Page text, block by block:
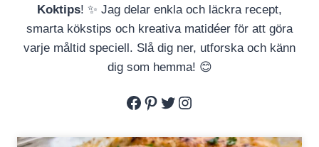
Koktips! ✨ Jag delar enkla och läckra recept,
smarta kökstips och kreativa matidéer för att göra
varje måltid speciell. Slå dig ner, utforska och känn
dig som hemma! 😊
Facebook
Pinterest
Twitter
Instagram